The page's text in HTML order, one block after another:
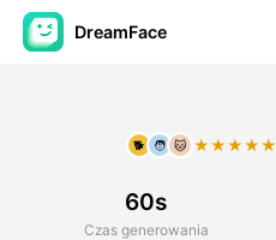
DreamFace
Avatar Video
AI Video
🐕 🧑 🐱 ★★★★★
60s
Czas generowania